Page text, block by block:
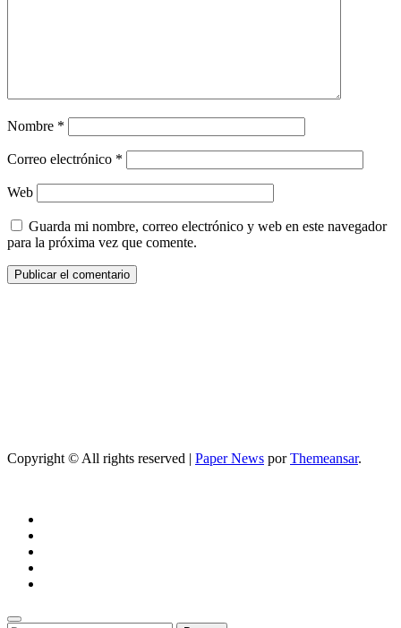
Nombre *
Correo electrónico *
Web
Guarda mi nombre, correo electrónico y web en este navegador
para la próxima vez que comente.
Copyright © All rights reserved | Paper News porThemeansar.